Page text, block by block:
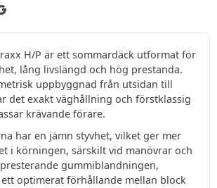
H/P är ett sommardäck utformat för
lång livslängd och hög prestanda.
uppbyggnad från utsidan till
det exakt väghållning och förstklassig
krävande förare.
har en jämn styvhet, vilket ger mer
i körningen, särskilt vid manövrar och
gummiblandningen,
optimerat förhållande mellan block